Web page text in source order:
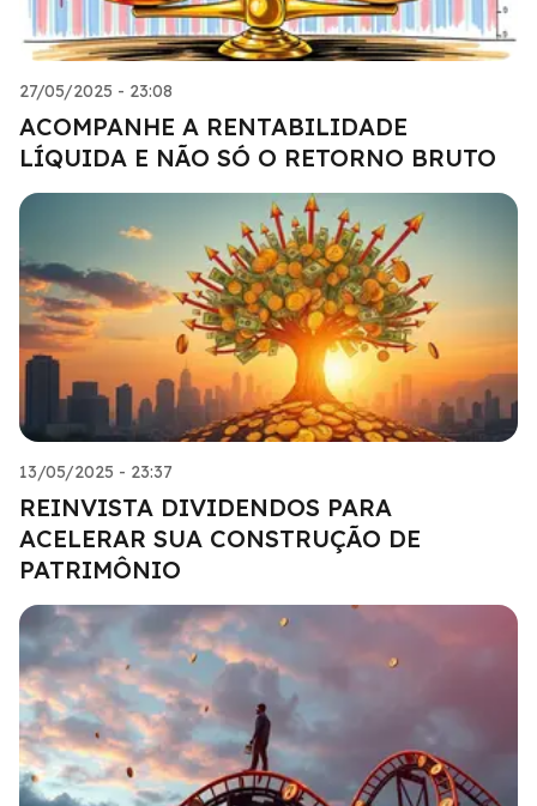
27/05/2025 - 23:08
ACOMPANHE A RENTABILIDADE
LÍQUIDA E NÃO SÓ O RETORNO BRUTO
13/05/2025 - 23:37
REINVISTA DIVIDENDOS PARA
ACELERAR SUA CONSTRUÇÃO DE
PATRIMÔNIO